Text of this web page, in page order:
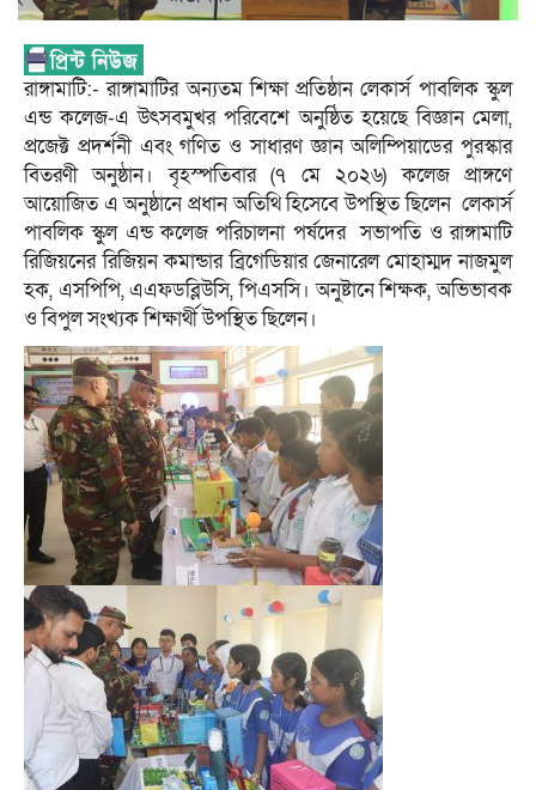
রাঙ্গামাটি:- রাঙ্গামাটির অন্যতম শিক্ষা প্রতিষ্ঠান লেকার্স পাবলিক স্কুল
এন্ড কলেজ-এ উৎসবমুখর পরিবেশে অনুষ্ঠিত হয়েছে বিজ্ঞান মেলা,
প্রজেক্ট প্রদর্শনী এবং গণিত ও সাধারণ জ্ঞান অলিম্পিয়াডের পুরস্কার
বিতরণী অনুষ্ঠান। বৃহস্পতিবার (৭ মে ২০২৬) কলেজ প্রাঙ্গণে
আয়োজিত এ অনুষ্ঠানে প্রধান অতিথি হিসেবে উপস্থিত ছিলেন লেকার্স
পাবলিক স্কুল এন্ড কলেজ পরিচালনা পর্ষদের সভাপতি ও রাঙ্গামাটি
রিজিয়নের রিজিয়ন কমান্ডার ব্রিগেডিয়ার জেনারেল মোহাম্মদ নাজমুল
হক, এসপিপি, এএফডব্লিউসি, পিএসসি। অনুষ্টানে শিক্ষক, অভিভাবক
ও বিপুল সংখ্যক শিক্ষার্থী উপস্থিত ছিলেন।